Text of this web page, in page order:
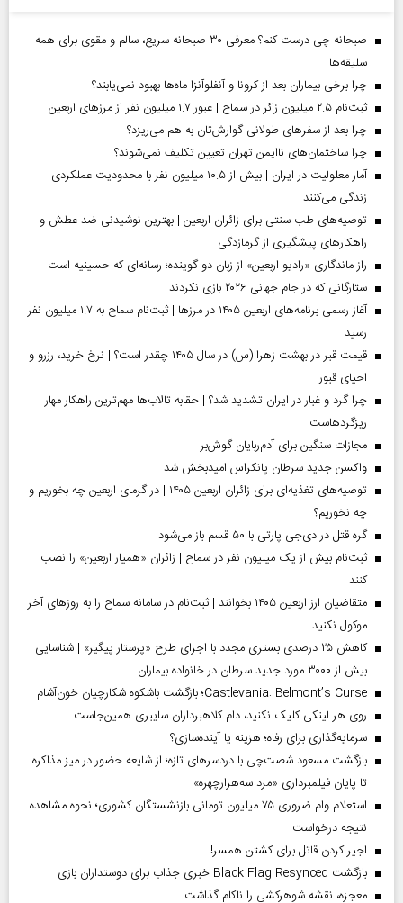
صبحانه چی درست کنم؟ معرفی ۳۰ صبحانه سریع، سالم و مقوی برای همه
سلیقه‌ها
چرا برخی بیماران بعد از کرونا و آنفلوآنزا ماه‌ها بهبود نمی‌یابند؟
ثبت‌نام ۲.۵ میلیون زائر در سماح | عبور ۱.۷ میلیون نفر از مرز‌های اربعین
چرا بعد از سفرهای طولانی گوارش‌تان به هم می‌ریزد؟
چرا ساختمان‌های ناایمن تهران تعیین تکلیف نمی‌شوند؟
آمار معلولیت در ایران | بیش از ۱۰.۵ میلیون نفر با محدودیت عملکردی
زندگی می‌کنند
توصیه‌های طب سنتی برای زائران اربعین | بهترین نوشیدنی ضد عطش و
راهکارهای پیشگیری از گرمازدگی
راز ماندگاری «رادیو اربعین» از زبان دو گوینده؛ رسانه‌ای که حسینیه است
ستارگانی که در جام جهانی ۲۰۲۶ بازی نکردند
آغاز رسمی برنامه‌های اربعین ۱۴۰۵ در مرز‌ها | ثبت‌نام سماح به ۱.۷ میلیون نفر
رسید
قیمت قبر در بهشت زهرا (س) در سال ۱۴۰۵ چقدر است؟ | نرخ خرید، رزرو و
احیای قبور
چرا گرد و غبار در ایران تشدید شد؟ | حقابه تالاب‌ها مهم‌ترین راهکار مهار
ریزگردهاست
مجازات سنگین برای آدم‌ربایان گوش‌بر
واکسن جدید سرطان پانکراس امیدبخش شد
توصیه‌های تغذیه‌ای برای زائران اربعین ۱۴۰۵ | در گرمای اربعین چه بخوریم و
چه نخوریم؟
گره قتل در دی‌جی پارتی با ۵۰ قسم باز می‌شود
ثبت‌نام بیش از یک میلیون نفر در سماح | زائران «همیار اربعین» را نصب
کنند
متقاضیان ارز اربعین ۱۴۰۵ بخوانند | ثبت‌نام در سامانه سماح را به روز‌های آخر
موکول نکنید
کاهش ۲۵ درصدی بستری مجدد با اجرای طرح «پرستار پیگیر» | شناسایی
بیش از ۳۰۰۰ مورد جدید سرطان در خانواده بیماران
Castlevania: Belmont’s Curse؛ بازگشت باشکوه شکارچیان خون‌آشام
روی هر لینکی کلیک نکنید، دام کلاهبرداران سایبری همین‌جاست
سرمایه‌گذاری برای رفاه؛ هزینه یا آینده‌سازی؟
بازگشت مسعود شصت‌چی با دردسر‌های تازه؛ از شایعه حضور در میز مذاکره
تا پایان فیلمبرداری «مرد سه‌هزارچهره»
استعلام وام ضروری ۷۵ میلیون تومانی بازنشستگان کشوری؛ نحوه مشاهده
نتیجه درخواست
اجیر کردن قاتل برای کشتن همسر!
بازگشت Black Flag Resynced خبری جذاب برای دوستداران بازی
معجزه، نقشه شوهرکشی را ناکام گذاشت